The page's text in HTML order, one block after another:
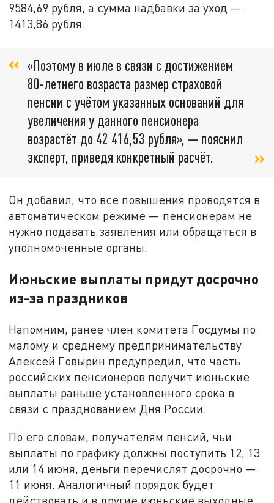
9584,69 рубля, а сумма надбавки за уход —
1413,86 рубля.
«Поэтому в июле в связи с достижением
80-летнего возраста размер страховой
пенсии с учётом указанных оснований для
увеличения у данного пенсионера
возрастёт до 42 416,53 рубля», — пояснил
эксперт, приведя конкретный расчёт.
Он добавил, что все повышения проводятся в
автоматическом режиме — пенсионерам не
нужно подавать заявления или обращаться в
уполномоченные органы.
Июньские выплаты придут досрочно
из-за праздников
Напомним, ранее член комитета Госдумы по
малому и среднему предпринимательству
Алексей Говырин предупредил, что часть
российских пенсионеров получит июньские
выплаты раньше установленного срока в
связи с празднованием Дня России.
По его словам, получателям пенсий, чьи
выплаты по графику должны поступить 12, 13
или 14 июня, деньги перечислят досрочно —
11 июня. Аналогичный порядок будет
действовать и в другие июньские выходные.